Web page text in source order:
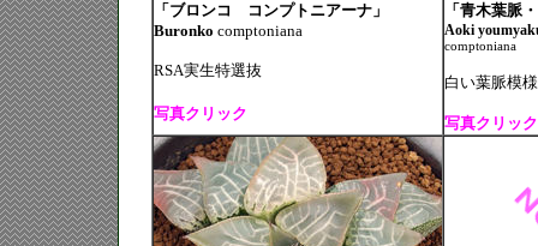
「ブロンコ コンプトニアーナ」
Buronko comptoniana
RSA実生特選抜
写真クリック
「青木葉脈
Aoki
comptoniana
白い葉脈模
写真クリック